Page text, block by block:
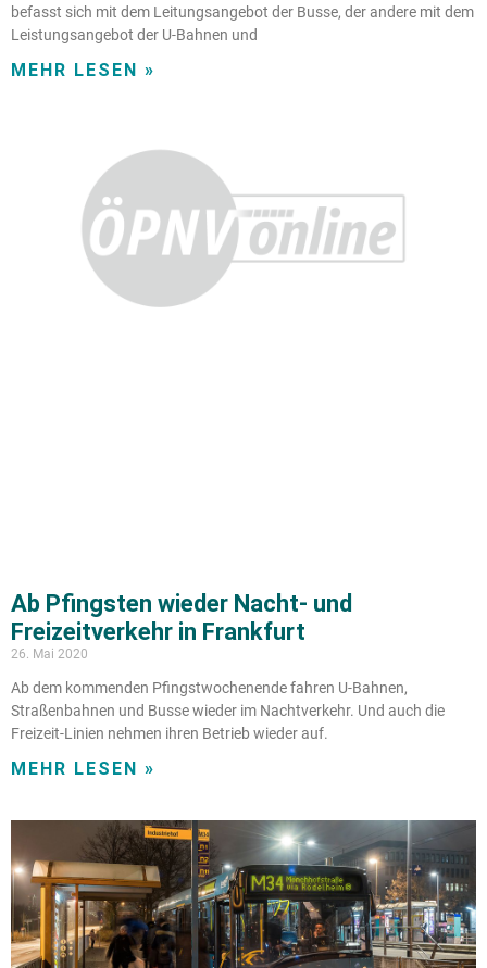
befasst sich mit dem Leitungsangebot der Busse, der andere mit dem
Leistungsangebot der U-Bahnen und
MEHR LESEN »
Ab Pfingsten wieder Nacht- und
Freizeitverkehr in Frankfurt
26. Mai 2020
Ab dem kommenden Pfingstwochenende fahren U-Bahnen,
Straßenbahnen und Busse wieder im Nachtverkehr. Und auch die
Freizeit-Linien nehmen ihren Betrieb wieder auf.
MEHR LESEN »